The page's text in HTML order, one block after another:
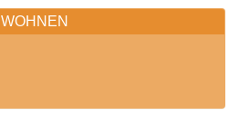
WOHNEN